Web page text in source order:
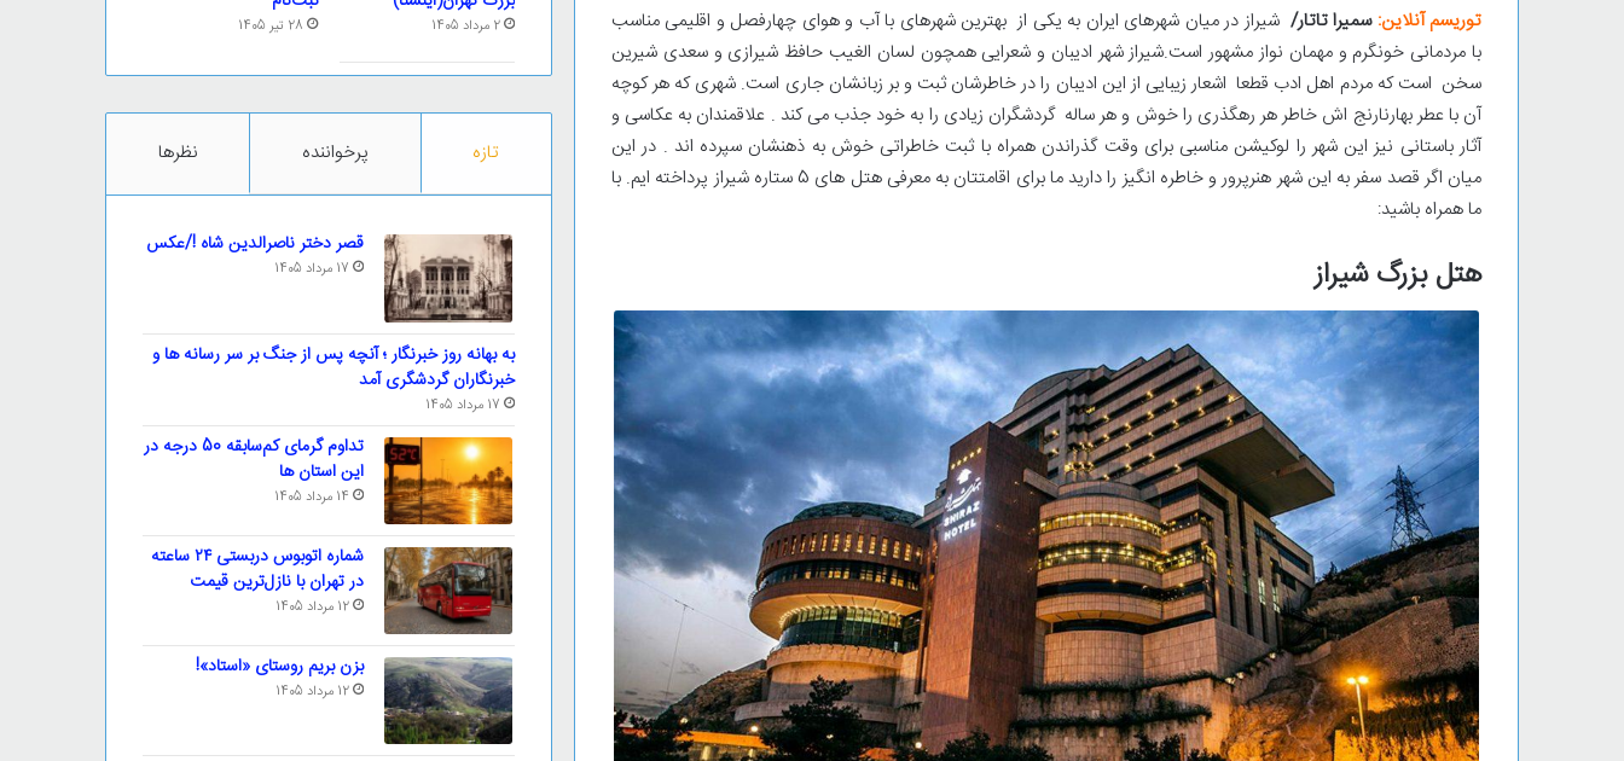
توریسم آنلاین: سمیرا تاتار/ شیراز در میان شهرهای ایران به یکی از بهترین شهرهای با آب و هوای چهارفصل و اقلیمی مناسب
با مردمانی خونگرم و مهمان نواز مشهور است.شیراز شهر ادیبان و شعرایی همچون لسان الغیب حافظ شیرازی و سعدی شیرین
سخن است که مردم اهل ادب قطعا اشعار زیبایی از این ادیبان را در خاطرشان ثبت و بر زبانشان جاری است. شهری که هر کوچه
آن با عطر بهارنارنج اش خاطر هر رهگذری را خوش و هر ساله گردشگران زیادی را به خود جذب می کند . علاقمندان به عکاسی و
آثار باستانی نیز این شهر را لوکیشن مناسبی برای وقت گذراندن همراه با ثبت خاطراتی خوش به ذهنشان سپرده اند . در این
میان اگر قصد سفر به این شهر هنرپرور و خاطره انگیز را دارید ما برای اقامتتان به معرفی هتل های 5 ستاره شیراز پرداخته ایم. با
ما همراه باشید:
هتل بزرگ شیراز
2 مرداد 1405 28 تیر 1405
تازه پرخواننده نظرها
قصر دختر ناصرالدین شاه !/عکس
17 مرداد 1405
به بهانه روز خبرنگار ؛ آنچه پس از جنگ بر سر رسانه ها و
خبرنگاران گردشگری آمد
17 مرداد 1405
تداوم گرمای کم‌سابقه 50 درجه در
این استان ها
14 مرداد 1405
شماره اتوبوس دربستی ۲۴ ساعته
در تهران با نازل‌ترین قیمت
12 مرداد 1405
بزن بریم روستای «استاد»!
12 مرداد 1405